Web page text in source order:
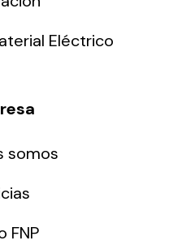
Eléctrico
somos
FNP